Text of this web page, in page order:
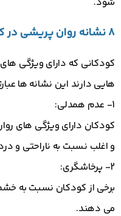
8 نشانه روان پریشی در کودکان:
کودکانی که دارای ویژگی
هایی دارند این نشانه ها
1- عدم همدلی:
کودکان دارای ویژگی های
و اغلب نسبت به ناراحتی و
2- پرخاشگری:
برخی از کودکان نسبت به
می دهند.